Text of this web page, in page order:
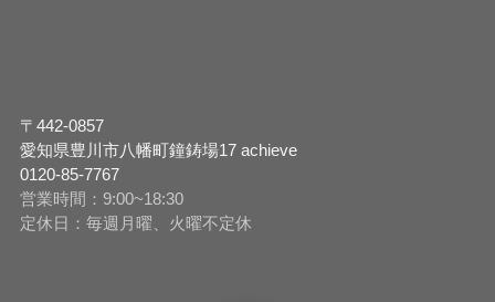
〒442-0857
愛知県豊川市八幡町鐘鋳場17 achieve
0120-85-7767
営業時間：9:00~18:30
定休日：毎週月曜、火曜不定休